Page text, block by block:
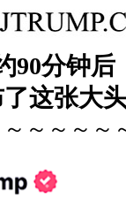
90分钟后
这张大
～～～～～